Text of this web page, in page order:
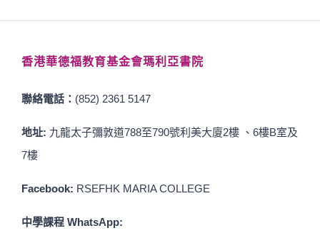
香港華德福教育基金會瑪利亞書院
聯絡電話： (852) 2361 5147
地址: 九龍太子彌敦道788至790號利美大廈2樓 、6樓B室及
7樓
Facebook: RSEFHK MARIA COLLEGE
中學課程 WhatsApp: